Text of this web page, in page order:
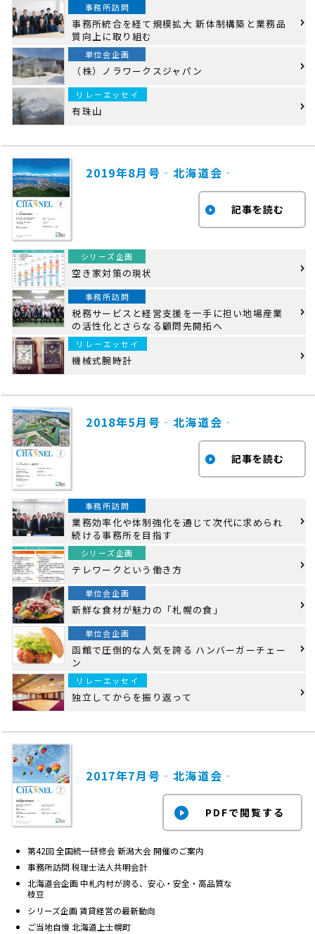
事務所訪問
事務所統合を経て規模拡大 新体制構築と業務品
質向上に取り組む
単位会企画
（株）ノラワークスジャパン
リレーエッセイ
有珠山
2019年8月号‐北海道会‐
シリーズ企画
空き家対策の現状
事務所訪問
税務サービスと経営支援を一手に担い地場産業
の活性化とさらなる顧問先開拓へ
リレーエッセイ
機械式腕時計
2018年5月号‐北海道会‐
事務所訪問
業務効率化や体制強化を通じて次代に求められ
続ける事務所を目指す
シリーズ企画
テレワークという働き方
単位会企画
新鮮な食材が魅力の「札幌の食」
単位会企画
函館で圧倒的な人気を誇る ハンバーガーチェー
ン
リレーエッセイ
独立してからを振り返って
2017年7月号‐北海道会‐
第42回 全国統一研修会 新潟大会 開催のご案内
事務所訪問 税理士法人共明会計
北海道会企画 中札内村が誇る、安心・安全・高品質な
枝豆
シリーズ企画 賃貸経営の最新動向
ご当地自慢 北海道上士幌町